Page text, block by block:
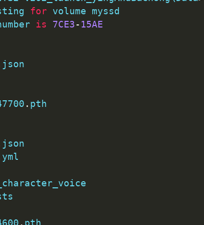
for volume myssd
is 7CE3- 15AE
json
. pth
json
yml
. pth